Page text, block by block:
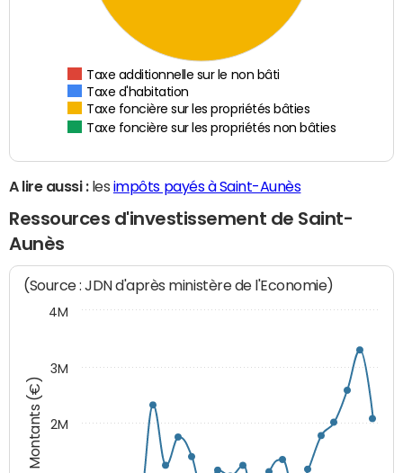
Taxe additionnelle sur le non bâti
Taxe d'habitation
Taxe foncière sur les propriétés bâties
Taxe foncière sur les propriétés non bâties
A lire aussi :les impôts payés à Saint-Aunès
Ressources d'investissement de Saint-
Aunès
Montants (€)
(Source : JDN d'après ministère de l'Economie)
2M
3M
4M